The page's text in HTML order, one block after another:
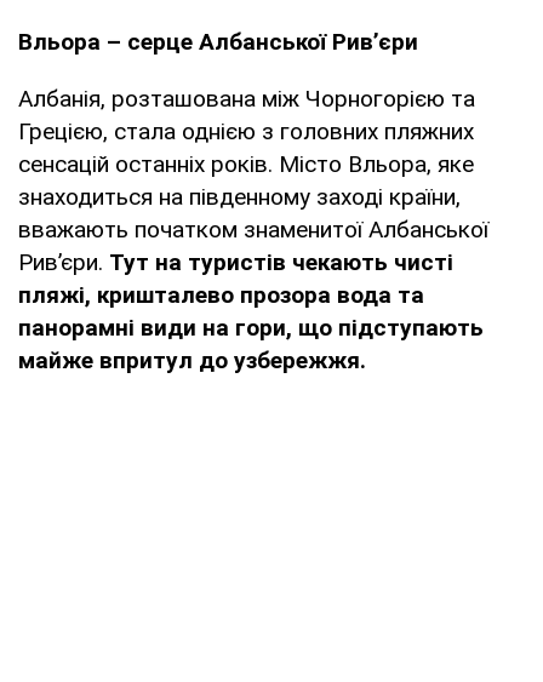
Вльора – серце Албанської Рив’єри
Албанія, розташована між Чорногорією та
Грецією, стала однією з головних пляжних
сенсацій останніх років. Місто Вльора, яке
знаходиться на південному заході країни,
вважають початком знаменитої Албанської
Рив’єри. Тут на туристів чекають чисті
пляжі, кришталево прозора вода та
панорамні види на гори, що підступають
майже впритул до узбережжя.